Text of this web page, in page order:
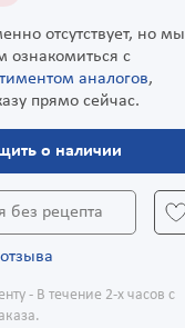
отсутствует, но мы
ознакомиться с
аналогов,
прямо сейчас.
о наличии
без рецепта
- В течение 2-х часов с